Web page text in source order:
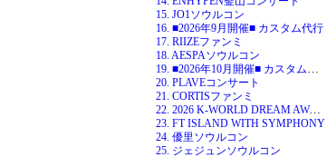
15. JO1ソウルコン
16. ■2026年9月開催■ カスタム代行
17. RIIZEファンミ
18. AESPAソウルコン
19. ■2026年10月開催■ カスタム代行
20. PLAVEコンサート
21. CORTISファンミ
22. 2026 K-WORLD DREAM AWARDS
23. FT ISLAND WITH SYMPHONY
24. 優里ソウルコン
25. ジェジュンソウルコン